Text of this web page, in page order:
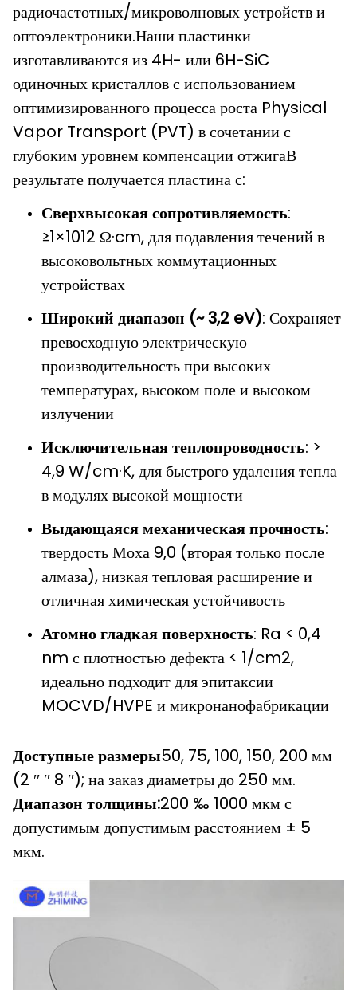
радиочастотных/микроволновых устройств и
оптоэлектроники.Наши пластинки
изготавливаются из 4H- или 6H-SiC
одиночных кристаллов с использованием
оптимизированного процесса роста Physical
Vapor Transport (PVT) в сочетании с
глубоким уровнем компенсации отжигаВ
результате получается пластина с:
Сверхвысокая сопротивляемость:
≥1×1012 Ω·cm, для подавления течений в
высоковольтных коммутационных
устройствах
Широкий диапазон (~ 3,2 eV): Сохраняет
превосходную электрическую
производительность при высоких
температурах, высоком поле и высоком
излучении
Исключительная теплопроводность: >
4,9 W/cm·K, для быстрого удаления тепла
в модулях высокой мощности
Выдающаяся механическая прочность:
твердость Моха 9,0 (вторая только после
алмаза), низкая тепловая расширение и
отличная химическая устойчивость
Атомно гладкая поверхность: Ra < 0,4
nm с плотностью дефекта < 1/cm2,
идеально подходит для эпитаксии
MOCVD/HVPE и микронанофабрикации
Доступные размеры50, 75, 100, 150, 200 мм
(2 ′′ ′′ 8 ′′); на заказ диаметры до 250 мм.
Диапазон толщины:200 ‰ 1000 мкм с
допустимым допустимым расстоянием ± 5
мкм.